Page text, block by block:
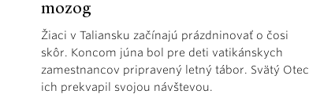
mozog
Žiaci v Taliansku začínajú prázdninovať o čosi
skôr. Koncom júna bol pre deti vatikánskych
zamestnancov pripravený letný tábor. Svätý Otec
ich prekvapil svojou návštevou.